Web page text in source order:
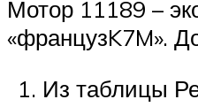
Мотор 11189 –
«французK7M».
Из таблицы